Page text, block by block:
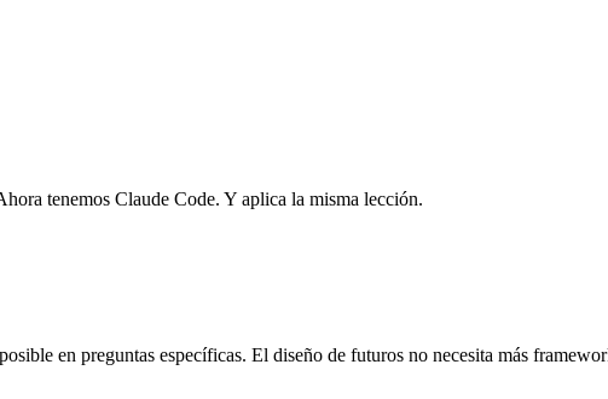
tenemos Claude Code. Y aplica la misma lección.
en preguntas específicas. El diseño de futuros no necesita más